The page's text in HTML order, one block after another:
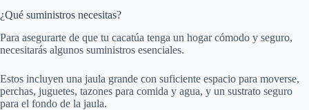
¿Qué suministros necesitas?
Para asegurarte de que tu cacatúa tenga un hogar cómodo y seguro,
necesitarás algunos suministros esenciales.
Estos incluyen una jaula grande con suficiente espacio para moverse,
perchas, juguetes, tazones para comida y agua, y un sustrato seguro
para el fondo de la jaula.